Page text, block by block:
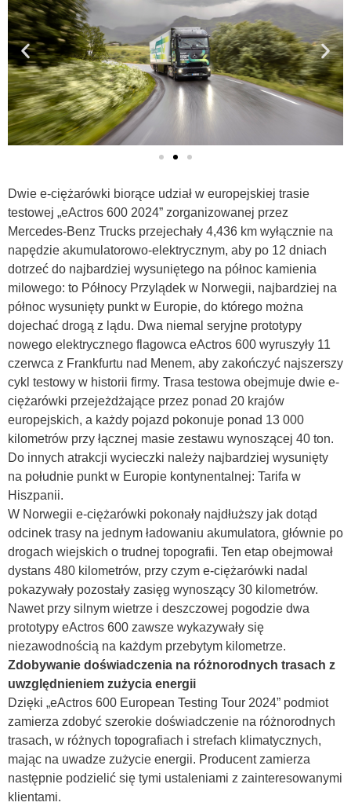
Dwie e-ciężarówki biorące udział w europejskiej trasie
testowej „eActros 600 2024” zorganizowanej przez
Mercedes-Benz Trucks przejechały 4,436 km wyłącznie na
napędzie akumulatorowo-elektrycznym, aby po 12 dniach
dotrzeć do najbardziej wysuniętego na północ kamienia
milowego: to Północy Przylądek w Norwegii, najbardziej na
północ wysunięty punkt w Europie, do którego można
dojechać drogą z lądu. Dwa niemal seryjne prototypy
nowego elektrycznego flagowca eActros 600 wyruszyły 11
czerwca z Frankfurtu nad Menem, aby zakończyć najszerszy
cykl testowy w historii firmy. Trasa testowa obejmuje dwie e-
ciężarówki przejeżdżające przez ponad 20 krajów
europejskich, a każdy pojazd pokonuje ponad 13 000
kilometrów przy łącznej masie zestawu wynoszącej 40 ton.
Do innych atrakcji wycieczki należy najbardziej wysunięty
na południe punkt w Europie kontynentalnej: Tarifa w
Hiszpanii.
W Norwegii e-ciężarówki pokonały najdłuższy jak dotąd
odcinek trasy na jednym ładowaniu akumulatora, głównie po
drogach wiejskich o trudnej topografii. Ten etap obejmował
dystans 480 kilometrów, przy czym e-ciężarówki nadal
pokazywały pozostały zasięg wynoszący 30 kilometrów.
Nawet przy silnym wietrze i deszczowej pogodzie dwa
prototypy eActros 600 zawsze wykazywały się
niezawodnością na każdym przebytym kilometrze.
Zdobywanie doświadczenia na różnorodnych trasach z
uwzględnieniem zużycia energii
Dzięki „eActros 600 European Testing Tour 2024” podmiot
zamierza zdobyć szerokie doświadczenie na różnorodnych
trasach, w różnych topografiach i strefach klimatycznych,
mając na uwadze zużycie energii. Producent zamierza
następnie podzielić się tymi ustaleniami z zainteresowanymi
klientami.